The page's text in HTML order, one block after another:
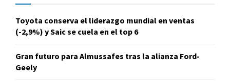
Toyota conserva el liderazgo mundial en ventas
(-2,9%) y Saic se cuela en el top 6
Gran futuro para Almussafes tras la alianza Ford-
Geely